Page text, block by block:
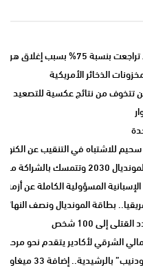
بسبب إغلاق هرمز
الذخائر الأمريكية
تتخوف من نتائج عكسية للتصعيد
وإسبانيا
المسؤولية الكاملة عن أزمة
بطاقة المونديال ونصف
إلى 100 شخص
الشرقي لأكادير يتقدم نحو مرحلة
33 ميغاوات إلى الشبكة الوطنية